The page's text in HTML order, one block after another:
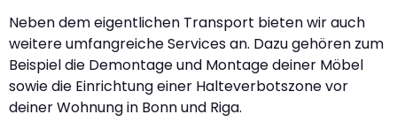
Neben dem eigentlichen Transport bieten wir auch
weitere umfangreiche Services an. Dazu gehören zum
Beispiel die Demontage und Montage deiner Möbel
sowie die Einrichtung einer Halteverbotszone vor
deiner Wohnung in Bonn und Riga.